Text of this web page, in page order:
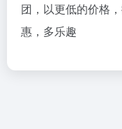
团，以更低的价格
惠，多乐趣